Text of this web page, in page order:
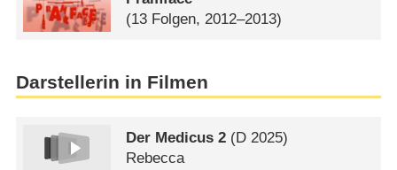
(13 Folgen, 2012–2013)
Darstellerin in Filmen
Der Medicus 2 (D 2025)
Rebecca